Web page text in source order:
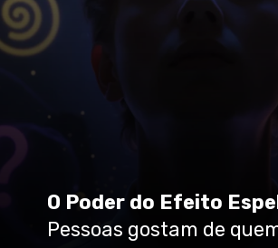
O Poder do Efeito
Pessoas gostam de